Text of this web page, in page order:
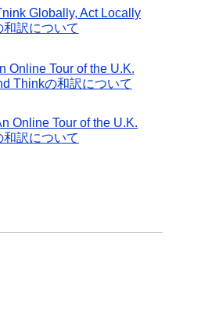
Globally, Act Locally
和訳について
Online Tour of the U.K.
Thinkの和訳について
Online Tour of the U.K.
和訳について